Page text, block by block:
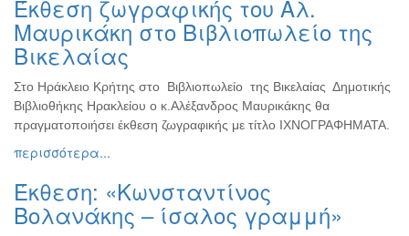
Ζωγραφική
Φωτογραφία
Τραγούδι
Μουσική
Κινηματογράφος
Χορός
Παζάρι
Ειδών
Έκθεση ζωγραφικής του Αλ.
Μαυρικάκη στο Βιβλιοπωλείο της
Βικελαίας
Στο Ηράκλειο Κρήτης στο Βιβλιοπωλείο της Βικελαίας Δημοτικής
Βιβλιοθήκης Ηρακλείου ο κ.Αλέξανδρος Μαυρικάκης θα
πραγματοποιήσει έκθεση ζωγραφικής με τίτλο ΙΧΝΟΓΡΑΦΗΜΑΤΑ.
περισσότερα...
Έκθεση: «Κωνσταντίνος
Βολανάκης – ίσαλος γραμμή»